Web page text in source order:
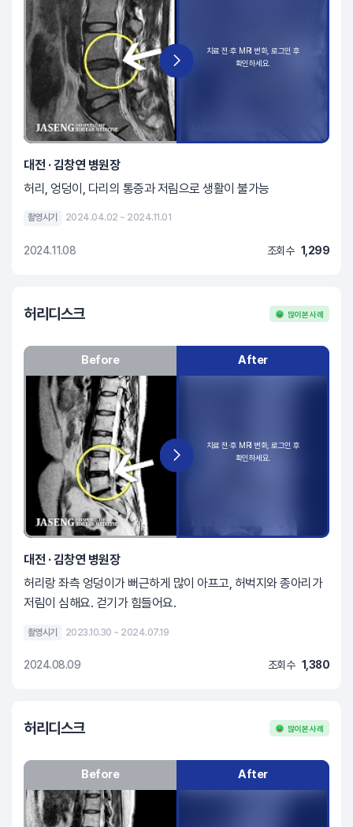
대전 · 김창연 병원장
허리, 엉덩이, 다리의 통증과 저림으로 생활이 불가능
촬영시기 2024.04.02 ~ 2024.11.01
2024.11.08 조회수 1,299
허리디스크 많이 본 사례
Before After
대전 · 김창연 병원장
허리랑 좌측 엉덩이가 뻐근하게 많이 아프고, 허벅지와 종아리가
저림이 심해요. 걷기가 힘들어요.
촬영시기 2023.10.30 ~ 2024.07.19
2024.08.09 조회수 1,380
허리디스크 많이 본 사례
Before After